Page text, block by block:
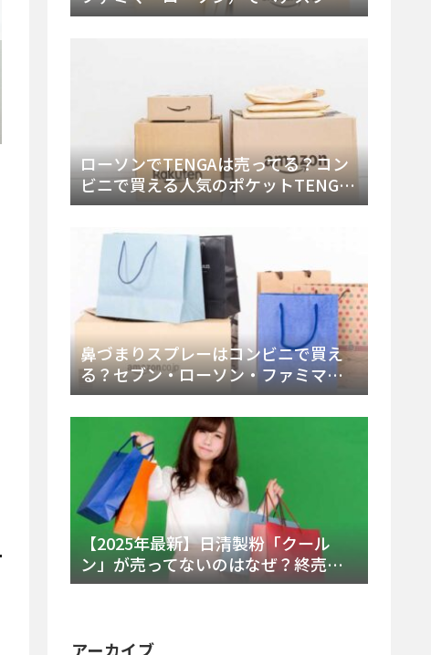
ーは売ってる？販売場所と買える種
ローソンでTENGAは売ってる？コン
ビニで買える人気のポケットTENGA
とエッグの取り扱い店舗と陳列場所
を徹底解説！
鼻づまりスプレーはコンビニで買え
る？セブン・ローソン・ファミマの
販売時間と主要製品を徹底解説
【2025年最新】日清製粉「クール
ン」が売ってないのはなぜ？終売の
真相とレアチーズケーキ代替品・再
アーカイブ